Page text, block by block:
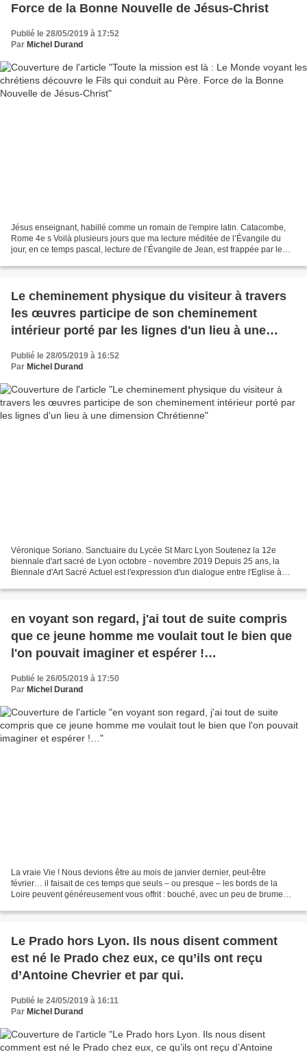
Force de la Bonne Nouvelle de Jésus-Christ
Publié le 28/05/2019 à 17:52
Par Michel Durand
Jésus enseignant, habillé comme un romain de l'empire latin. Catacombe,
Rome 4e s Voilà plusieurs jours que ma lecture méditée de l’Évangile du
jour, en ce temps pascal, lecture de l’Évangile de Jean, est frappée par le
Le cheminement physique du visiteur à travers
les œuvres participe de son cheminement
intérieur porté par les lignes d'un lieu à une
dimension Chrétienne
Publié le 28/05/2019 à 16:52
Par Michel Durand
Véronique Soriano. Sanctuaire du Lycée St Marc Lyon Soutenez la 12e
biennale d'art sacré de Lyon octobre - novembre 2019 Depuis 25 ans, la
Biennale d'Art Sacré Actuel est l'expression d'un dialogue entre l'Eglise à
en voyant son regard, j'ai tout de suite compris
que ce jeune homme me voulait tout le bien que
l'on pouvait imaginer et espérer !…
Publié le 26/05/2019 à 17:50
Par Michel Durand
La vraie Vie ! Nous devions être au mois de janvier dernier, peut-être
février… il faisait de ces temps que seuls – ou presque – les bords de la
Loire peuvent généreusement vous offrit : bouché, avec un peu de brume…
Le Prado hors Lyon. Ils nous disent comment
est né le Prado chez eux, ce qu’ils ont reçu
d’Antoine Chevrier et par qui.
Publié le 24/05/2019 à 16:11
Par Michel Durand